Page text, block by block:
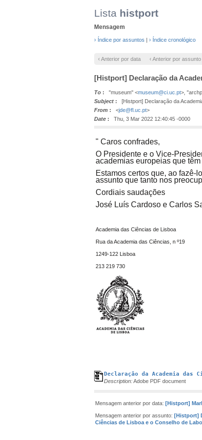
Lista histport
Mensagem
› Índice por assuntos | › Índice cronológico
‹ Anterior por data ‹ Anterior por assunto
[Histport] Declaração da
To : "museum" <museum@ci.uc.pt>,
Subject : [Histport] Declaração da
From : <jde@fl.uc.pt>
Date : Thu, 3 Mar 2022 12:40:45 -0000
" Caros confrades,
O Presidente e o Vice-
academias europeias que
Estamos certos que, ao fazê-
assunto que tanto nos
Cordiais saudações
José Luís Cardoso e Carlos
Academia das Ciências de Lisboa
Rua da Academia das Ciências, n º19
1249-122 Lisboa
213 219 730
Declaração da Academia
Description:Adobe PDF document
Mensagem anterior por data: [Histport]
Mensagem anterior por assunto: [Histport]
Ciências de Lisboa e o Conselho de